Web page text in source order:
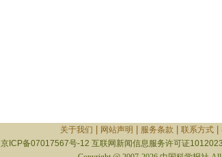
关于我们 网站声明 服务条款 联系方式|
京ICP备07017567号-12 互联网新闻信息服务许可证